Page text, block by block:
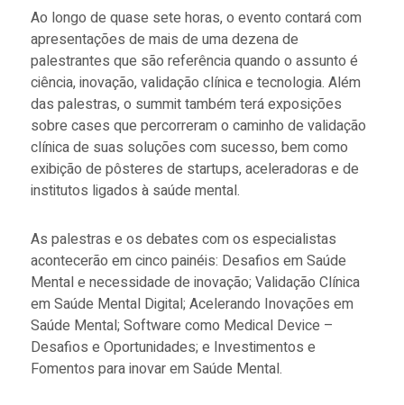
Ao longo de quase sete horas, o evento contará com
apresentações de mais de uma dezena de
palestrantes que são referência quando o assunto é
ciência, inovação, validação clínica e tecnologia. Além
das palestras, o summit também terá exposições
sobre cases que percorreram o caminho de validação
clínica de suas soluções com sucesso, bem como
exibição de pôsteres de startups, aceleradoras e de
institutos ligados à saúde mental.
As palestras e os debates com os especialistas
acontecerão em cinco painéis: Desafios em Saúde
Mental e necessidade de inovação; Validação Clínica
em Saúde Mental Digital; Acelerando Inovações em
Saúde Mental; Software como Medical Device –
Desafios e Oportunidades; e Investimentos e
Fomentos para inovar em Saúde Mental.